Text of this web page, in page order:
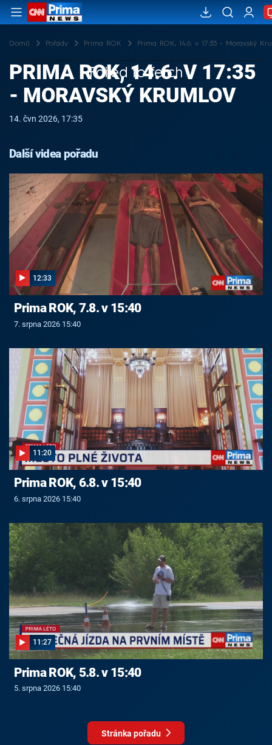
Domů Pořady Prima ROK Prima ROK, 14.6. v 17:35 - Moravský
Failed to fetch
PRIMA ROK, 14.6. V 17:35
- MORAVSKÝ KRUMLOV
14. čvn 2026, 17:35
Další videa pořadu
12:33
Prima ROK, 7.8. v 15:40
7. srpna 2026 15:40
11:20
Prima ROK, 6.8. v 15:40
6. srpna 2026 15:40
11:27
Prima ROK, 5.8. v 15:40
5. srpna 2026 15:40
Stránka pořadu